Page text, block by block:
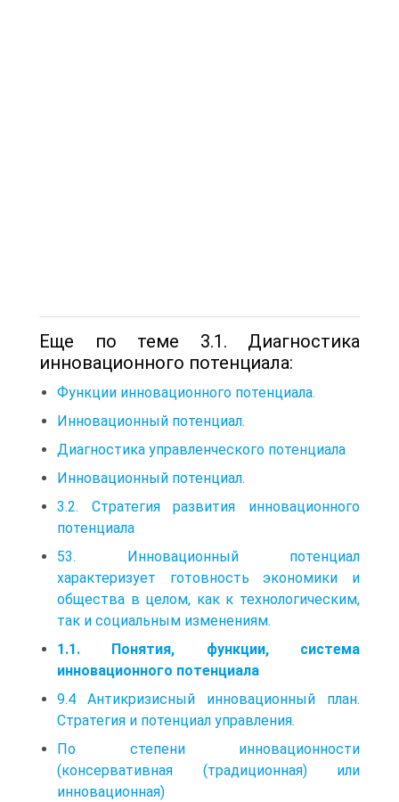
Еще по теме 3.1. Диагностика
инновационного потенциала:
Функции инновационного потенциала.
Инновационный потенциал.
Диагностика управленческого потенциала
Инновационный потенциал.
3.2. Стратегия развития инновационного
потенциала
53. Инновационный потенциал
характеризует готовность экономики и
общества в целом, как к технологическим,
так и социальным изменениям.
1.1. Понятия, функции, система
инновационного потенциала
9.4 Антикризисный инновационный план.
Стратегия и потенциал управления.
По степени инновационности
(консервативная (традиционная) или
инновационная)